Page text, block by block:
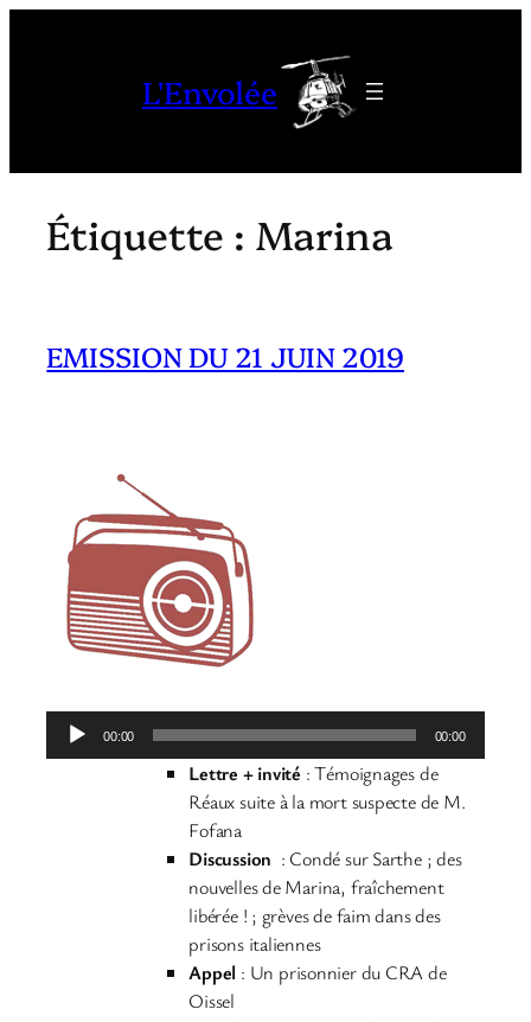
L'Envolée
Étiquette : Marina
EMISSION DU 21 JUIN 2019
Lecteur
audio
00:00 00:00
Lettre + invité : Témoignages de
Réaux suite à la mort suspecte de M.
Fofana
Discussion : Condé sur Sarthe ; des
nouvelles de Marina, fraîchement
libérée ! ; grèves de faim dans des
prisons italiennes
Appel : Un prisonnier du CRA de
Oissel